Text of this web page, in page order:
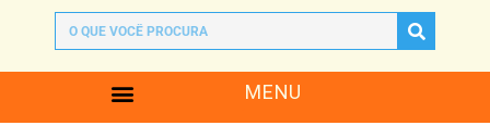
MENU